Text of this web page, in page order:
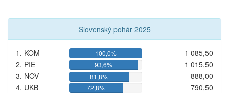
Slovenský pohár 2025
1. KOM 100,0%
1 085,50
2. PIE
93,6%
1 015,50
3. NOV
81,8%
888,00
4. UKB
72,8%
790,50